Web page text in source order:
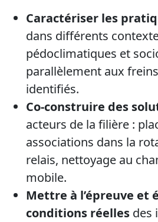
Caractériser les
dans différents
pédoclimatiques et
parallèlement aux
identifiés.
Co-construire des
acteurs de la filière :
associations dans la
relais, nettoyage au
mobile.
Mettre à l’épreuve et
conditions réelles des